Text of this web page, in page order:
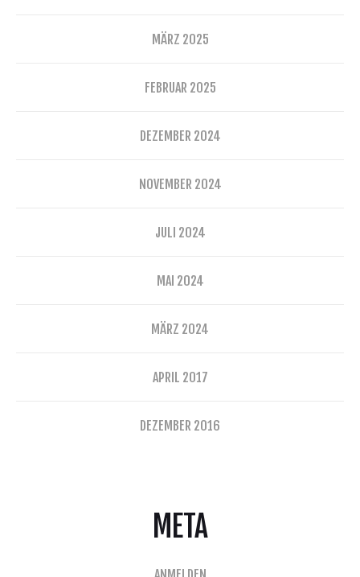
MÄRZ 2025
FEBRUAR 2025
DEZEMBER 2024
NOVEMBER 2024
JULI 2024
MAI 2024
MÄRZ 2024
APRIL 2017
DEZEMBER 2016
META